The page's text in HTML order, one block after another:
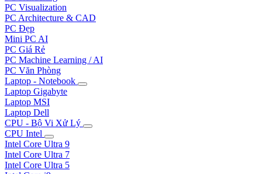
PC Visualization
PC Architecture & CAD
PC Đẹp
Mini PC AI
PC Giá Rẻ
PC Machine Learning / AI
PC Văn Phòng
Laptop - Notebook
Laptop Gigabyte
Laptop MSI
Laptop Dell
CPU - Bộ Vi Xử Lý
CPU Intel
Intel Core Ultra 9
Intel Core Ultra 7
Intel Core Ultra 5